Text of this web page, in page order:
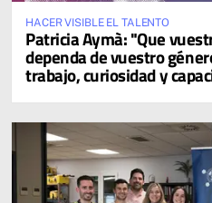
HACER VISIBLE EL TALENTO
Patricia Aymà: "Que
dependa de vuestro
trabajo, curiosidad y